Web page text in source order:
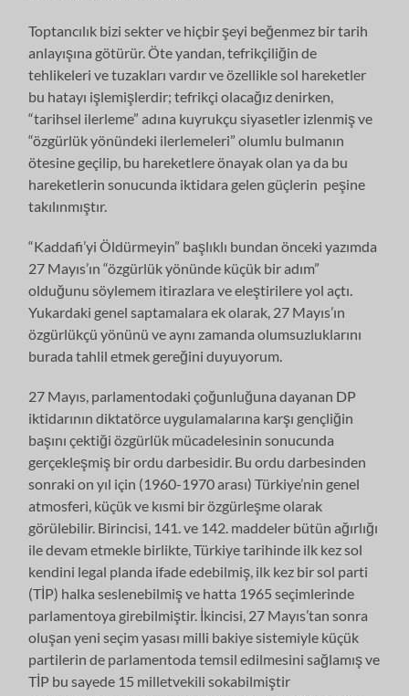
Toptancılık bizi sekter ve hiçbir şeyi beğenmez bir tarih
anlayışına götürür. Öte yandan, tefrikçiliğin de
tehlikeleri ve tuzakları vardır ve özellikle sol hareketler
bu hatayı işlemişlerdir; tefrikçi olacağız denirken,
“tarihsel ilerleme” adına kuyrukçu siyasetler izlenmiş ve
“özgürlük yönündeki ilerlemeleri” olumlu bulmanın
ötesine geçilip, bu hareketlere önayak olan ya da bu
hareketlerin sonucunda iktidara gelen güçlerin peşine
takılınmıştır.
“Kaddafi’yi Öldürmeyin” başlıklı bundan önceki yazımda
27 Mayıs’ın “özgürlük yönünde küçük bir adım”
olduğunu söylemem itirazlara ve eleştirilere yol açtı.
Yukardaki genel saptamalara ek olarak, 27 Mayıs’ın
özgürlükçü yönünü ve aynı zamanda olumsuzluklarını
burada tahlil etmek gereğini duyuyorum.
27 Mayıs, parlamentodaki çoğunluğuna dayanan DP
iktidarının diktatörce uygulamalarına karşı gençliğin
başını çektiği özgürlük mücadelesinin sonucunda
gerçekleşmiş bir ordu darbesidir. Bu ordu darbesinden
sonraki on yıl için (1960-1970 arası) Türkiye’nin genel
atmosferi, küçük ve kısmi bir özgürleşme olarak
görülebilir. Birincisi, 141. ve 142. maddeler bütün ağırlığı
ile devam etmekle birlikte, Türkiye tarihinde ilk kez sol
kendini legal planda ifade edebilmiş, ilk kez bir sol parti
(TİP) halka seslenebilmiş ve hatta 1965 seçimlerinde
parlamentoya girebilmiştir. İkincisi, 27 Mayıs’tan sonra
oluşan yeni seçim yasası milli bakiye sistemiyle küçük
partilerin de parlamentoda temsil edilmesini sağlamış ve
TİP bu sayede 15 milletvekili sokabilmiştir